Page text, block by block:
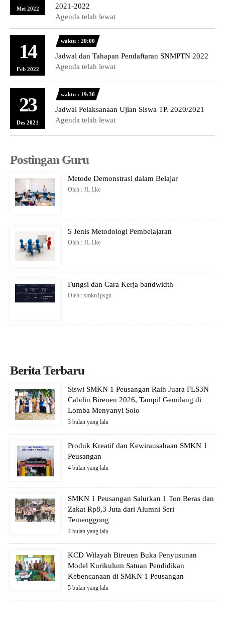
Mei 2022
2021-2022
Agenda telah lewat
14
Feb 2022
waktu : 20:00
Jadwal dan Tahapan Pendaftaran SNMPTN 2022
Agenda telah lewat
23
Des 2021
waktu : 19:30
Jadwal Pelaksanaan Ujian Siswa TP. 2020/2021
Agenda telah lewat
Postingan Guru
Metode Demonstrasi dalam Belajar
Oleh : JL Lke
5 Jenis Metodologi Pembelajaran
Oleh : JL Lke
Fungsi dan Cara Kerja bandwidth
Oleh : smkn1psgn
Berita Terbaru
Siswi SMKN 1 Peusangan Raih Juara FLS3N
Cabdin Bireuen 2026, Tampil Gemilang di
Lomba Menyanyi Solo
3 bulan yang lalu
Produk Kreatif dan Kewirausahaan SMKN 1
Peusangan
4 bulan yang lalu
SMKN 1 Peusangan Salurkan 1 Ton Beras dan
Zakat Rp8,3 Juta dari Alumni Seri
Temenggong
4 bulan yang lalu
KCD Wilayah Bireuen Buka Penyusunan
Model Kurikulum Satuan Pendidikan
Kebencanaan di SMKN 1 Peusangan
5 bulan yang lalu